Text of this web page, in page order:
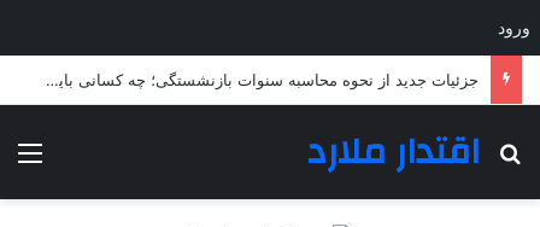
ورود
جزئیات جدید از نحوه محاسبه سنوات بازنشستگی؛ چه کسانی باید بیشتر خدمت کنند؟
اقتدار ملارد
جستجو برای